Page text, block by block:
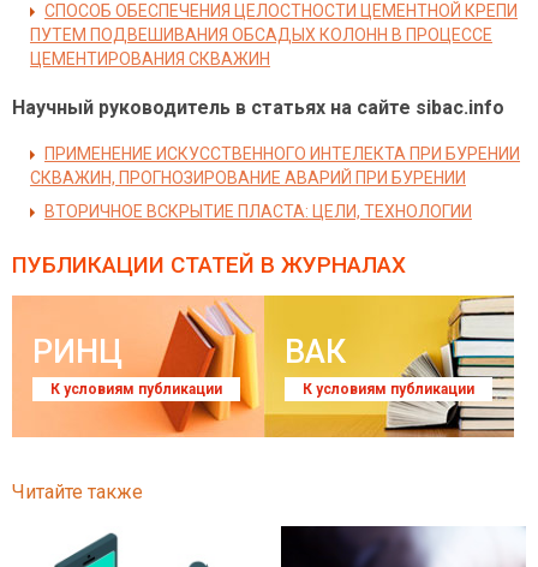
СПОСОБ ОБЕСПЕЧЕНИЯ ЦЕЛОСТНОСТИ ЦЕМЕНТНОЙ КРЕПИ
ПУТЕМ ПОДВЕШИВАНИЯ ОБСАДЫХ КОЛОНН В ПРОЦЕССЕ
ЦЕМЕНТИРОВАНИЯ СКВАЖИН
Научный руководитель в статьях на сайте sibac.info
ПРИМЕНЕНИЕ ИСКУССТВЕННОГО ИНТЕЛЕКТА ПРИ БУРЕНИИ
СКВАЖИН, ПРОГНОЗИРОВАНИЕ АВАРИЙ ПРИ БУРЕНИИ
ВТОРИЧНОЕ ВСКРЫТИЕ ПЛАСТА: ЦЕЛИ, ТЕХНОЛОГИИ
ПУБЛИКАЦИИ СТАТЕЙ В ЖУРНАЛАХ
РИНЦ
К условиям публикации
ВАК
К условиям публикации
Читайте также